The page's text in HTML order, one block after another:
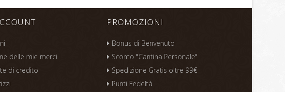
delle mie merci
di credito
PROMOZIONI
Bonus di Benvenuto
Sconto "Cantina Personale"
Spedizione Gratis oltre 99€
Punti Fedeltà